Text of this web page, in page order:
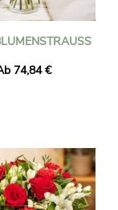
74,84 €